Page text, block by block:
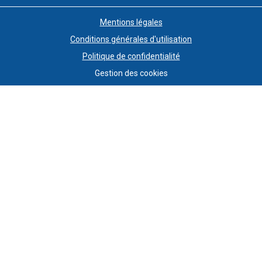
Mentions légales
Conditions générales d'utilisation
Politique de confidentialité
Gestion des cookies